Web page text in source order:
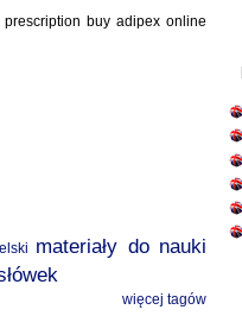
buy adipex online
materiały do nauki
więcej tagów